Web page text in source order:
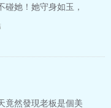
碰她！她守身如玉，
生男人！ 再見面，男
竟然發現老板是個美